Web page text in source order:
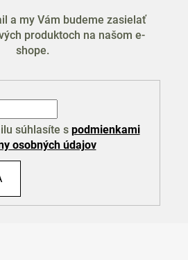
a my Vám budeme zasielať
produktoch na našom e-
shope.
súhlasíte s podmienkami
osobných údajov